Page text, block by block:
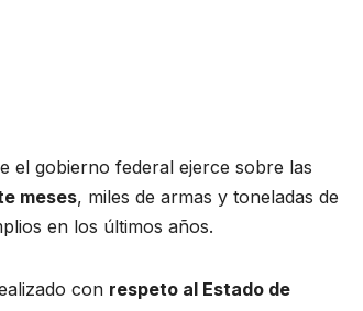
el gobierno federal ejerce sobre las
meses, miles de armas y toneladas de
en los últimos años.
con respeto al Estado de